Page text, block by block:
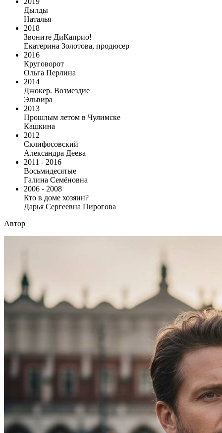
Дылды
Наталья
2018
Звоните ДиКаприо!
Екатерина Золотова, продюсер
2016
Круговорот
Ольга Перлина
2014
Джокер. Возмездие
Эльвира
2013
Прошлым летом в Чулимске
Кашкина
2012
Склифосовский
Александра Деева
2011 - 2016
Восьмидесятые
Галина Семёновна
2006 - 2008
Кто в доме хозяин?
Дарья Сергеевна Пирогова
Автор